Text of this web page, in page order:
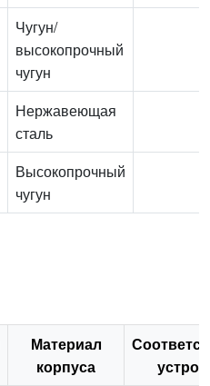
Чугун/
высокопрочный
чугун
Нержавеющая
сталь
Высокопрочный
чугун
Материал
корпуса